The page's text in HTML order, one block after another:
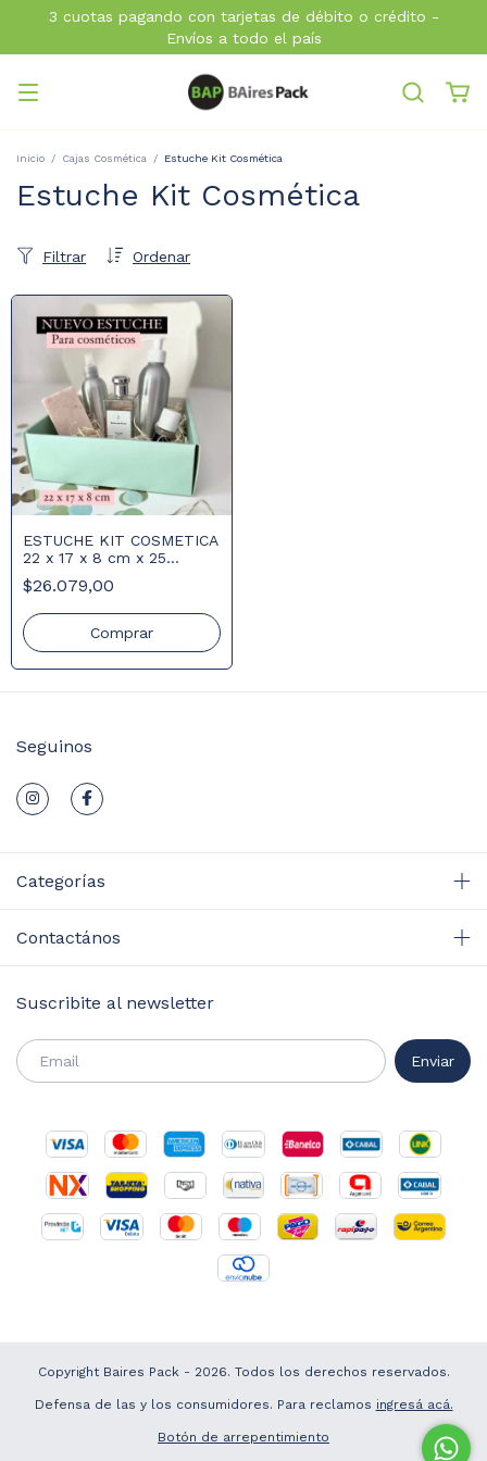
3 cuotas pagando con tarjetas de débito o crédito -
Envíos a todo el país
Inicio / Cajas Cosmética / Estuche Kit Cosmética
Estuche Kit Cosmética
Ordenar
Filtrar
ESTUCHE KIT COSMETICA
22 x 17 x 8 cm x 25
UNIDADES
$26.079,00
Comprar
Seguinos
Categorías
Contactános
Suscribite al newsletter
Copyright Baires Pack - 2026. Todos los derechos reservados.
Defensa de las y los consumidores. Para reclamos ingresá acá.
Botón de arrepentimiento